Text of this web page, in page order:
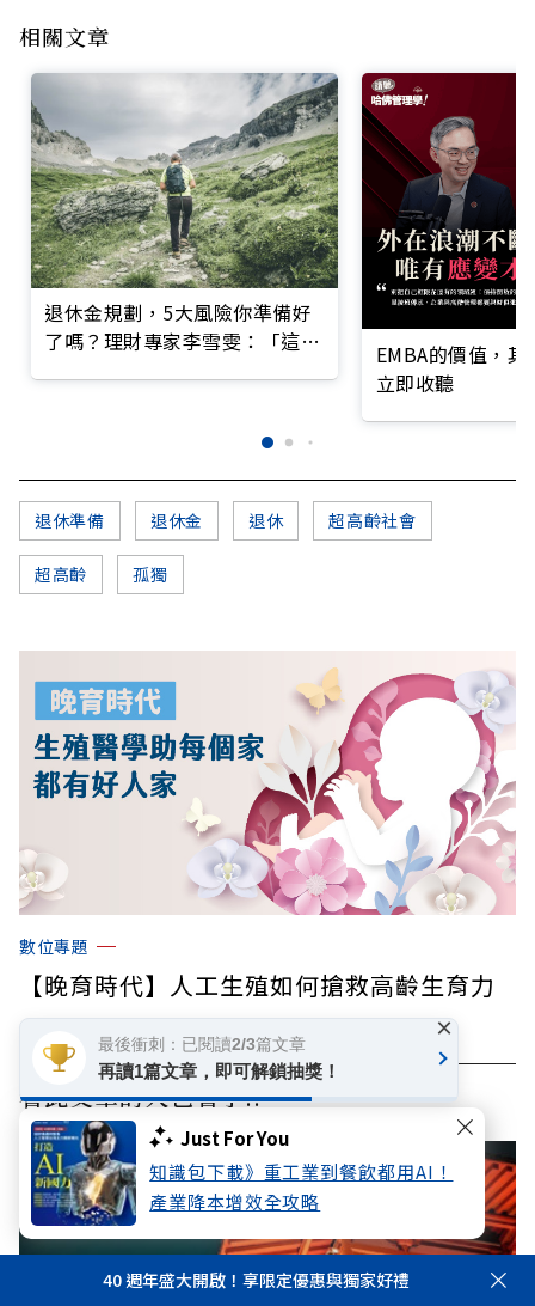
Just For You
知識包下載》重工業到餐飲都用AI！
產業降本增效全攻略
相關文章
退休金規劃，5大風險你準備好
了嗎？理財專家李雪雯：「這階
EMBA的價值，
立即收聽
退休準備 退休金 退休 超高齡社會
超高齡 孤獨
數位專題
【晚育時代】人工生殖如何搶救高齡生育力
看此文章的人也看了..
40 週年盛大開啟！享限定優惠與獨家好禮
最後衝刺：已閱讀2/3篇文章
再讀1篇文章，即可解鎖抽獎！
×